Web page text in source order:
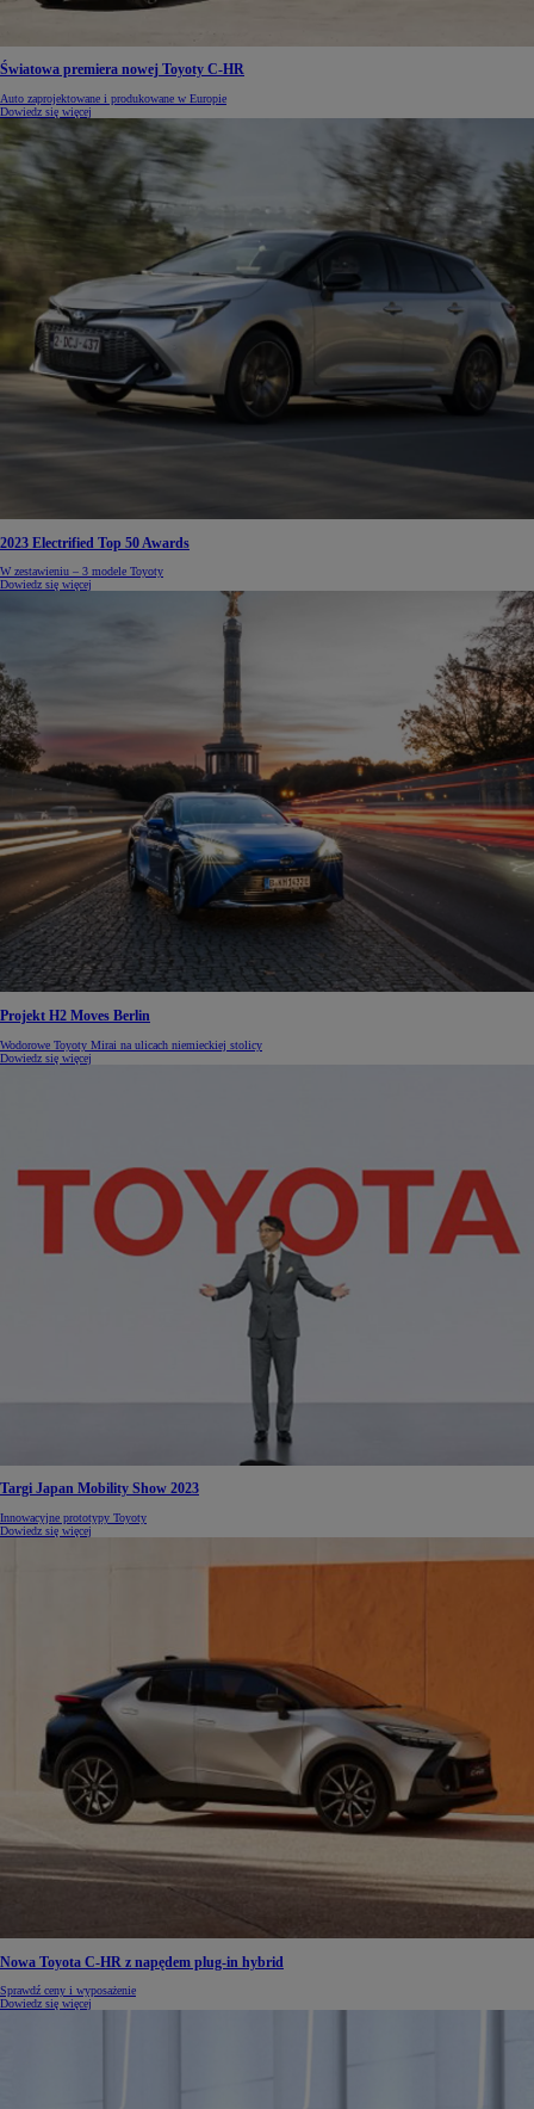
Światowa premiera nowej Toyoty C-HR
Auto zaprojektowane i produkowane w Europie
Dowiedz się więcej
2023 Electrified Top 50 Awards
W zestawieniu – 3 modele Toyoty
Dowiedz się więcej
Projekt H2 Moves Berlin
Wodorowe Toyoty Mirai na ulicach niemieckiej stolicy
Dowiedz się więcej
Targi Japan Mobility Show 2023
Innowacyjne prototypy Toyoty
Dowiedz się więcej
Nowa Toyota C-HR z napędem plug-in hybrid
Sprawdź ceny i wyposażenie
Dowiedz się więcej